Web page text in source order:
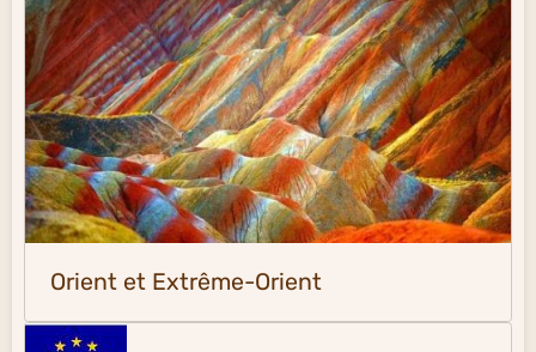
Orient et Extrême-Orient